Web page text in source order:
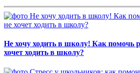
Не хочу ходить в школу! Как помочь
хочет ходить в школу?